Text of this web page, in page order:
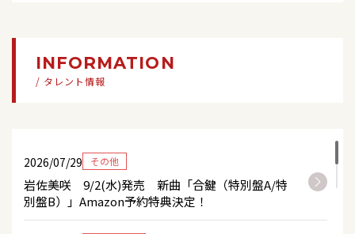
2026/08/30 コンサート
「岩佐美咲＆津吹みゆ WASAMYU Live tour」
『東京演歌ライブ なかの Vol.257～錦秋！歌謡パ
レード!!～』＜東京都／なかのZERO小ホール＞
2026/09/20 コンサート
INFORMATION
/ タレント情報
2026/07/29 その他
岩佐美咲 9/2(水)発売 新曲「合鍵（特別盤A/特
別盤B）」Amazon予約特典決定！